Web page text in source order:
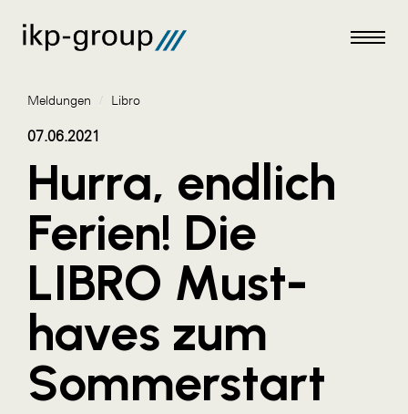
Meldungen
AKTUELLES
ACO
ALEX Krems
Amazon Web Services
Artweger
AustroCel Hallein
Meldungen / Libro
07.06.2021
Hurra, endlich
Ferien! Die
LIBRO Must-
haves zum
Sommerstart